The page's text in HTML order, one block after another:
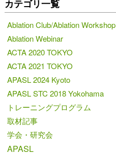
カテゴリ一覧
Ablation Club/Ablation Workshop
Ablation Webinar
ACTA 2020 TOKYO
ACTA 2021 TOKYO
APASL 2024 Kyoto
APASL STC 2018 Yokohama
トレーニングプログラム
取材記事
学会・研究会
APASL